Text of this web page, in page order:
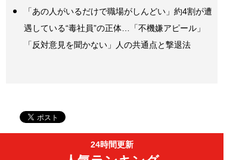
「あの人がいるだけで職場がしんどい」約4割が遭
遇している“毒社員”の正体…「不機嫌アピール」
「反対意見を聞かない」人の共通点と撃退法
24時間更新